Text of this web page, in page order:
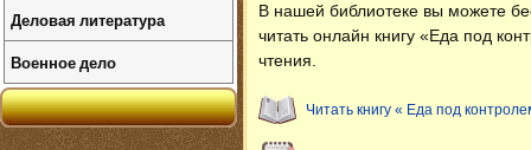
В нашей библиотеке вы можете
читать онлайн книгу «Еда под
чтения.
Читать книгу « Еда под
Деловая литература
Военное дело